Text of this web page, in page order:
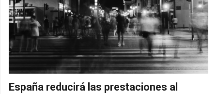
España reducirá las prestaciones al